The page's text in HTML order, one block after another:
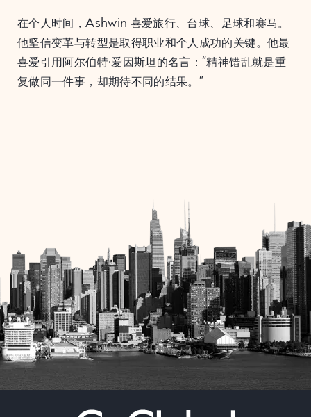
在个人时间，Ashwin 喜爱旅行、台球、足球和赛马。
他坚信变革与转型是取得职业和个人成功的关键。他最
喜爱引用阿尔伯特·爱因斯坦的名言：“精神错乱就是重
复做同一件事，却期待不同的结果。”